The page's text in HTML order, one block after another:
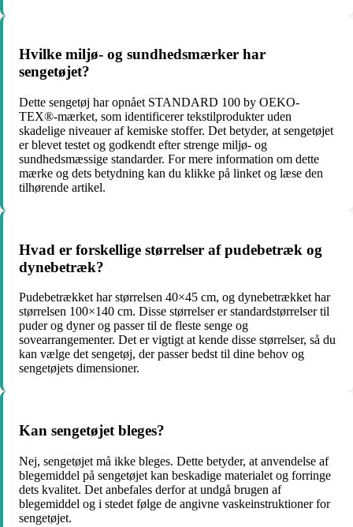
Hvilke miljø- og sundhedsmærker har
sengetøjet?
Dette sengetøj har opnået STANDARD 100 by OEKO-
TEX®-mærket, som identificerer tekstilprodukter uden
skadelige niveauer af kemiske stoffer. Det betyder, at sengetøjet
er blevet testet og godkendt efter strenge miljø- og
sundhedsmæssige standarder. For mere information om dette
mærke og dets betydning kan du klikke på linket og læse den
tilhørende artikel.
Hvad er forskellige størrelser af pudebetræk og
dynebetræk?
Pudebetrækket har størrelsen 40×45 cm, og dynebetrækket har
størrelsen 100×140 cm. Disse størrelser er standardstørrelser til
puder og dyner og passer til de fleste senge og
sovearrangementer. Det er vigtigt at kende disse størrelser, så du
kan vælge det sengetøj, der passer bedst til dine behov og
sengetøjets dimensioner.
Kan sengetøjet bleges?
Nej, sengetøjet må ikke bleges. Dette betyder, at anvendelse af
blegemiddel på sengetøjet kan beskadige materialet og forringe
dets kvalitet. Det anbefales derfor at undgå brugen af
blegemiddel og i stedet følge de angivne vaskeinstruktioner for
sengetøjet.